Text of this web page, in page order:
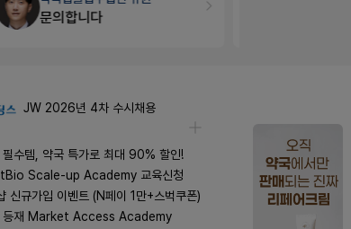
문의합니다
JW 2026년 4차 수시채용
필수템, 약국 특가로 최대 90% 할인!
Scale-up Academy 교육신청
신규가입 이벤트 (N페이 1만+스벅쿠폰)
등재 Market Access Academy